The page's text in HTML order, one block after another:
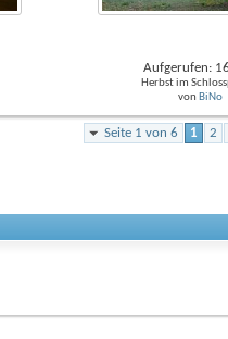
Aufgerufen:
Herbst im
von BiNo
Seite 1 von 6 1 2